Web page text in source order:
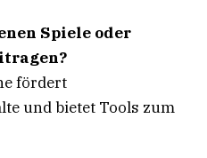
Spiele oder
fördert
und bietet Tools zum